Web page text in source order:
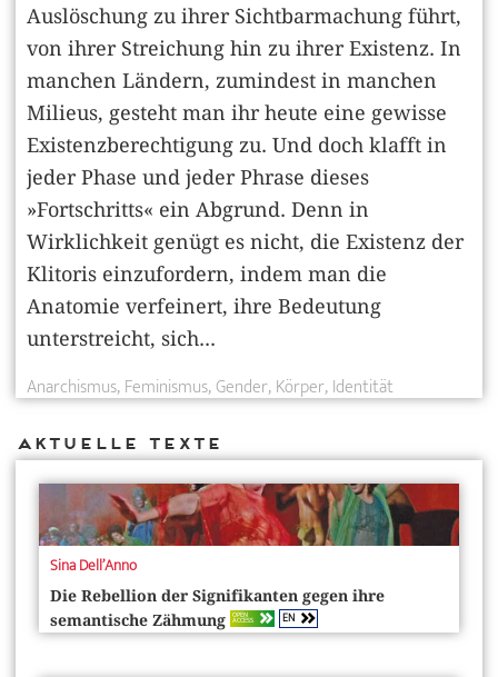
Auslöschung zu ihrer Sichtbarmachung führt,
von ihrer Streichung hin zu ihrer Existenz. In
manchen Ländern, zumindest in manchen
Milieus, gesteht man ihr heute eine gewisse
Existenzberechtigung zu. Und doch klafft in
jeder Phase und jeder Phrase dieses
»Fortschritts« ein Abgrund. Denn in
Wirklichkeit genügt es nicht, die Existenz der
Klitoris einzufordern, indem man die
Anatomie verfeinert, ihre Bedeutung
unterstreicht, sich...
Anarchismus Feminismus Gender Körper Identität
Aktuelle Texte
Sina Dell’Anno
Die Rebellion der Signifikanten gegen ihre
semantische Zähmung OPEN
ACCESS EN